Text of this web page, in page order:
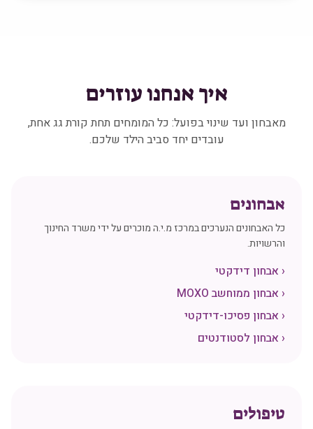
איך אנחנו עוזרים
מאבחון ועד שינוי בפועל: כל המומחים תחת קורת גג אחת,
עובדים יחד סביב הילד שלכם.
אבחונים
כל האבחונים הנערכים במרכז מ.י.ה מוכרים על ידי משרד החינוך
והרשויות.
‹ אבחון דידקטי
‹ אבחון ממוחשב MOXO
‹ אבחון פסיכו-דידקטי
‹ אבחון לסטודנטים
טיפולים